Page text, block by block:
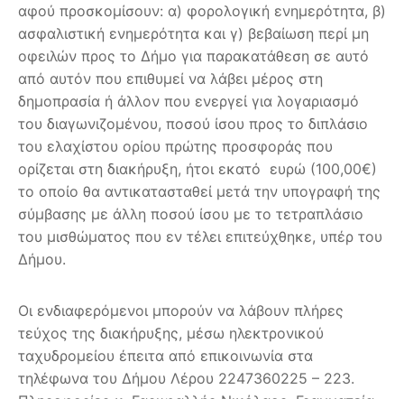
αφού προσκομίσουν: α) φορολογική ενημερότητα, β)
ασφαλιστική ενημερότητα και γ) βεβαίωση περί μη
οφειλών προς το Δήμο για παρακατάθεση σε αυτό
από αυτόν που επιθυμεί να λάβει μέρος στη
δημοπρασία ή άλλον που ενεργεί για λογαριασμό
του διαγωνιζομένου, ποσού ίσου προς το διπλάσιο
του ελαχίστου ορίου πρώτης προσφοράς που
ορίζεται στη διακήρυξη, ήτοι εκατό ευρώ (100,00€)
το οποίο θα αντικατασταθεί μετά την υπογραφή της
σύμβασης με άλλη ποσού ίσου με το τετραπλάσιο
του μισθώματος που εν τέλει επιτεύχθηκε, υπέρ του
Δήμου.
Οι ενδιαφερόμενοι μπορούν να λάβουν πλήρες
τεύχος της διακήρυξης, μέσω ηλεκτρονικού
ταχυδρομείου έπειτα από επικοινωνία στα
τηλέφωνα του Δήμου Λέρου 2247360225 – 223.